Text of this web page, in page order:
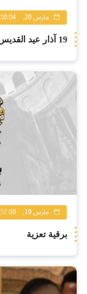
مارس 20, 2024 10:04 ص
19 آذار عيد القديس يوسف البتول
مارس 19, 2024 7:00 م
برقية تعزية